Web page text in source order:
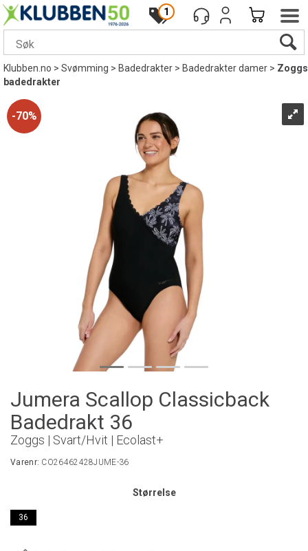
1
Klubben.no>Svømming>Badedrakter>Badedrakter damer>Zoggs
badedrakter
70%
Jumera Scallop Classicback
Badedrakt 36
Zoggs | Svart/Hvit | Ecolast+
Varenr: CO26462428JUME-36
Størrelse
36